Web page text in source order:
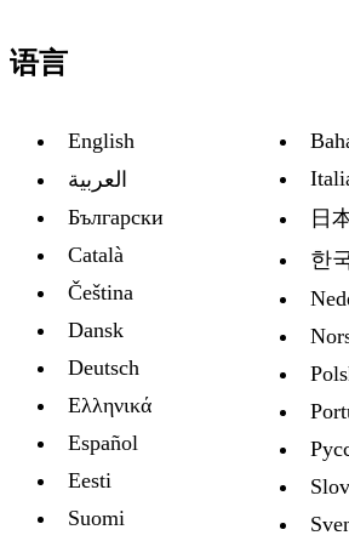
语言
English
العربية
Български
Català
Čeština
Dansk
Deutsch
Ελληνικά
Español
Eesti
Suomi
日
한